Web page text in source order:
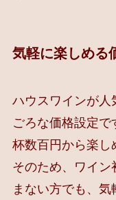
気軽に楽しめる
ハウスワインが人
ごろな価格設定
杯数百円から楽し
そのため、ワイン
まない方でも、